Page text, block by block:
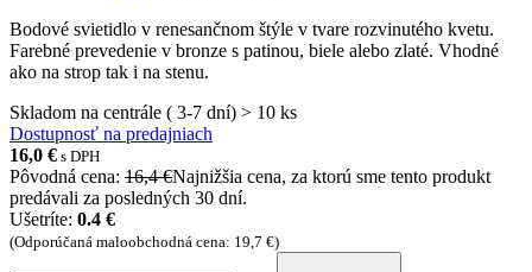
Bodové svietidlo v renesančnom štýle v tvare rozvinutého kvetu.
Farebné prevedenie v bronze s patinou, biele alebo zlaté. Vhodné
ako na strop tak i na stenu.
Skladom na centrále ( 3-7 dní) > 10 ks
Dostupnosť na predajniach
16,0 € s DPH
Pôvodná cena: 16,4 €Najnižšia cena, za ktorú sme tento produkt
predávali za posledných 30 dní.
Ušetríte: 0.4 €
(Odporúčaná maloobchodná cena: 19,7 €)